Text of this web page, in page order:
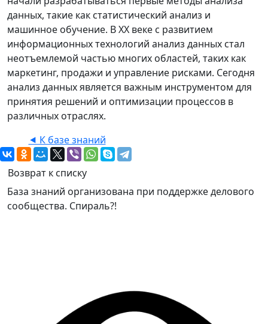
данных, такие как статистический анализ и
машинное обучение. В XX веке с развитием
информационных технологий анализ данных стал
неотъемлемой частью многих областей, таких как
маркетинг, продажи и управление рисками. Сегодня
анализ данных является важным инструментом для
принятия решений и оптимизации процессов в
различных отраслях.
⯇ К базе знаний
Возврат к списку
База знаний организована при поддержке делового
сообщества. Спираль?!